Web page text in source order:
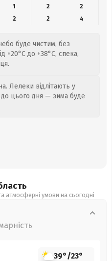
1 2
2
2 2 4
буде чистим, без
+20°C до +38°C, спека,
Лелеки відлітають у
до цього дня — зима буде
атмосферні умови на сьогодні
39°/23°